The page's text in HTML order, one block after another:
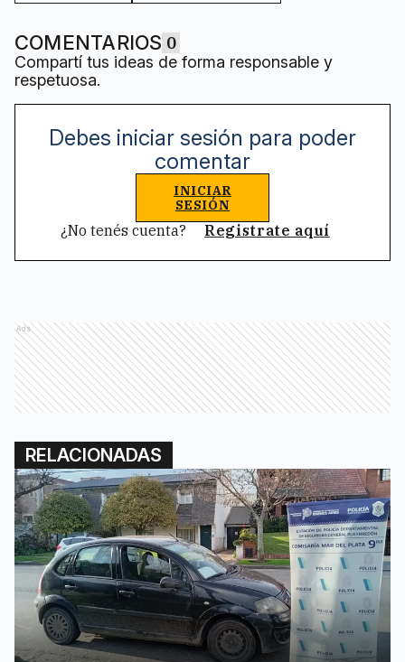
COMENTARIOS 0
Compartí tus ideas de forma responsable y
respetuosa.
Debes iniciar sesión para poder
comentar
INICIAR
SESIÓN
¿No tenés cuenta? Registrate aquí
Ads
RELACIONADAS